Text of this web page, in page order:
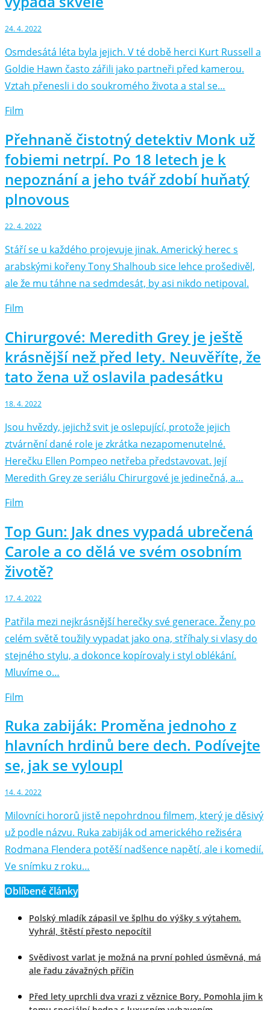
24. 4. 2022
Osmdesátá léta byla jejich. V té době herci Kurt Russell a
Goldie Hawn často zářili jako partneři před kamerou.
Vztah přenesli i do soukromého života a stal se…
Film
Přehnaně čistotný detektiv Monk už
fobiemi netrpí. Po 18 letech je k
nepoznání a jeho tvář zdobí huňatý
plnovous
22. 4. 2022
Stáří se u každého projevuje jinak. Americký herec s
arabskými kořeny Tony Shalhoub sice lehce prošedivěl,
ale že mu táhne na sedmdesát, by asi nikdo netipoval.
Film
Chirurgové: Meredith Grey je ještě
krásnější než před lety. Neuvěříte, že
tato žena už oslavila padesátku
18. 4. 2022
Jsou hvězdy, jejichž svit je oslepující, protože jejich
ztvárnění dané role je zkrátka nezapomenutelné.
Herečku Ellen Pompeo netřeba představovat. Její
Meredith Grey ze seriálu Chirurgové je jedinečná, a…
Film
Top Gun: Jak dnes vypadá ubrečená
Carole a co dělá ve svém osobním
životě?
17. 4. 2022
Patřila mezi nejkrásnější herečky své generace. Ženy po
celém světě toužily vypadat jako ona, stříhaly si vlasy do
stejného stylu, a dokonce kopírovaly i styl oblékání.
Mluvíme o…
Film
Ruka zabiják: Proměna jednoho z
hlavních hrdinů bere dech. Podívejte
se, jak se vyloupl
14. 4. 2022
Milovníci hororů jistě nepohrdnou filmem, který je děsivý
už podle názvu. Ruka zabiják od amerického režiséra
Rodmana Flendera potěší nadšence napětí, ale i komedií.
Ve snímku z roku…
Oblíbené články
Polský mladík zápasil ve šplhu do výšky s výtahem.
Vyhrál, štěstí přesto nepocítil
Svědivost varlat je možná na první pohled úsměvná, má
ale řadu závažných příčin
Před lety uprchli dva vrazi z věznice Bory. Pomohla jim k